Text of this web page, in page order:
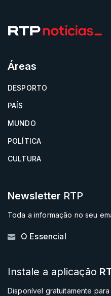
Áreas
DESPORTO
PAÍS
MUNDO
POLÍTICA
CULTURA
Newsletter RTP
Toda a informação no seu
O Essencial
Instale a aplicação
Disponível gratuitamente